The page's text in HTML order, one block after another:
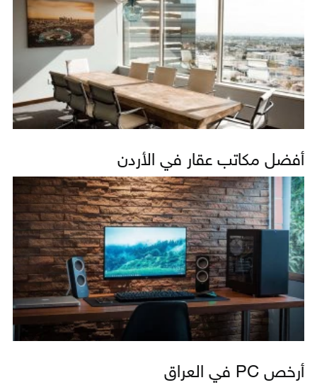
أفضل مكاتب عقار في الأردن
أرخص PC في العراق